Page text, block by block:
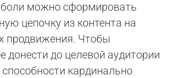
можно сформировать
цепочку из контента на
продвижения. Чтобы
донести до целевой аудитории
кардинально